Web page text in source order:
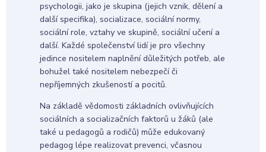
psychologii, jako je skupina (jejich vznik, dělení a
další specifika), socializace, sociální normy,
sociální role, vztahy ve skupině, sociální učení a
další. Každé společenství lidí je pro všechny
jedince nositelem naplnění důležitých potřeb, ale
bohužel také nositelem nebezpečí či
nepříjemných zkušeností a pocitů.
Na základě vědomosti základních ovlivňujících
sociálních a socializačních faktorů u žáků (ale
také u pedagogů a rodičů) může edukovaný
pedagog lépe realizovat prevenci, včasnou